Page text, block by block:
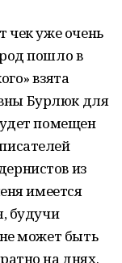
чек уже очень
пошло в
взята
Бурлюк для
помещен
из
имеется
будучи
может быть
на днях.